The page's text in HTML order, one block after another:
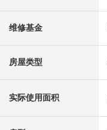
维修基金
房屋类型
实际使用面积